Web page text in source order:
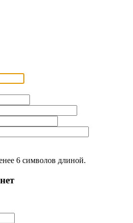
6 символов длиной.